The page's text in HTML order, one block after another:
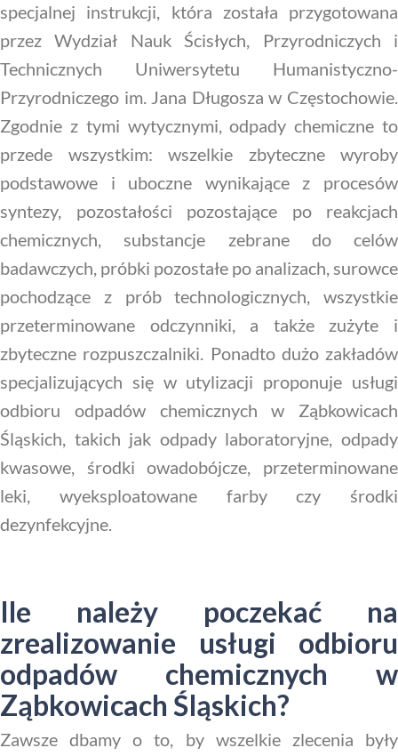
specjalnej instrukcji, która została przygotowana
przez Wydział Nauk Ścisłych, Przyrodniczych i
Technicznych Uniwersytetu Humanistyczno-
Przyrodniczego im. Jana Długosza w Częstochowie.
Zgodnie z tymi wytycznymi, odpady chemiczne to
przede wszystkim: wszelkie zbyteczne wyroby
podstawowe i uboczne wynikające z procesów
syntezy, pozostałości pozostające po reakcjach
chemicznych, substancje zebrane do celów
badawczych, próbki pozostałe po analizach, surowce
pochodzące z prób technologicznych, wszystkie
przeterminowane odczynniki, a także zużyte i
zbyteczne rozpuszczalniki. Ponadto dużo zakładów
specjalizujących się w utylizacji proponuje usługi
odbioru odpadów chemicznych w Ząbkowicach
Śląskich, takich jak odpady laboratoryjne, odpady
kwasowe, środki owadobójcze, przeterminowane
leki, wyeksploatowane farby czy środki
dezynfekcyjne.
Ile należy poczekać na
zrealizowanie usługi odbioru
odpadów chemicznych w
Ząbkowicach Śląskich?
Zawsze dbamy o to, by wszelkie zlecenia były